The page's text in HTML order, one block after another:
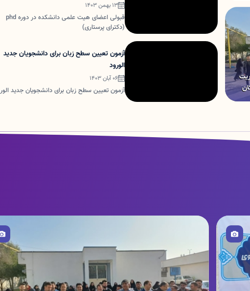
13 بهمن 1403
قبولی اعضای هیت علمی دانشکده در دوره phd
(دکترای پرستاری)
آزمون تعیین سطح زبان برای دانشجویان جدید
الورود
06 آبان 1403
آزمون تعیین سطح زبان برای دانشجویان جدید